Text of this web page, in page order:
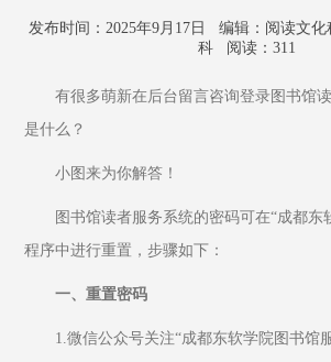
发布时间：2025年9月17日
编辑：阅读文
科阅读： 311
有很多萌新在后台留言咨询登录图书馆
是什么？
小图来为你解答！
图书馆读者服务系统的密码可在“成都东
程序中进行重置，步骤如下：
一、重置密码
1.微信公众号关注“成都东软学院图书馆